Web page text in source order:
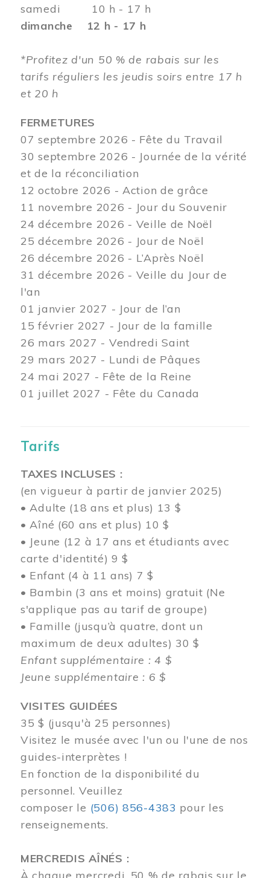
samedi 10 h - 17 h
dimanche 12 h - 17 h
*Profitez d'un 50 % de rabais sur les
tarifs réguliers les jeudis soirs entre 17 h
et 20 h
FERMETURES
07 septembre 2026 - Fête du Travail
30 septembre 2026 - Journée de la vérité
et de la réconciliation
12 octobre 2026 - Action de grâce
11 novembre 2026 - Jour du Souvenir
24 décembre 2026 - Veille de Noël
25 décembre 2026 - Jour de Noël
26 décembre 2026 - L’Après Noël
31 décembre 2026 - Veille du Jour de
l'an
01 janvier 2027 - Jour de l’an
15 février 2027 - Jour de la famille
26 mars 2027 - Vendredi Saint
29 mars 2027 - Lundi de Pâques
24 mai 2027 - Fête de la Reine
01 juillet 2027 - Fête du Canada
Tarifs
TAXES INCLUSES :
(en vigueur à partir de janvier 2025)
• Adulte (18 ans et plus) 13 $
• Aîné (60 ans et plus) 10 $
• Jeune (12 à 17 ans et étudiants avec
carte d'identité) 9 $
• Enfant (4 à 11 ans) 7 $
• Bambin (3 ans et moins) gratuit (Ne
s'applique pas au tarif de groupe)
• Famille (jusqu’à quatre, dont un
maximum de deux adultes) 30 $
Enfant supplémentaire : 4 $
Jeune supplémentaire : 6 $
VISITES GUIDÉES
35 $ (jusqu'à 25 personnes)
Visitez le musée avec l'un ou l'une de nos
guides-interprètes !
En fonction de la disponibilité du
personnel. Veuillez
composer le (506) 856-4383 pour les
renseignements.
MERCREDIS AÎNÉS :